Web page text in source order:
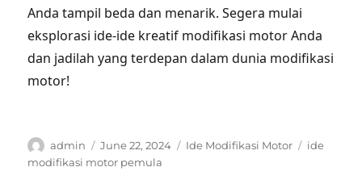
Anda tampil beda dan menarik. Segera mulai
eksplorasi ide-ide kreatif modifikasi motor Anda
dan jadilah yang terdepan dalam dunia modifikasi
motor!
Author
admin
Posted
on
June 22, 2024 Categories
Ide Modifikasi Motor Tags
ide
modifikasi motor pemula